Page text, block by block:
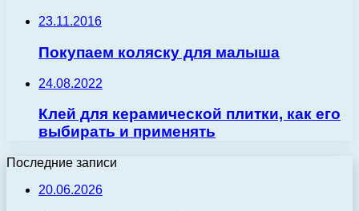
23.11.2016
Покупаем коляску для малыша
24.08.2022
Клей для керамической плитки, как его
выбирать и применять
Последние записи
20.06.2026